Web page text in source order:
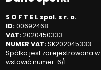
S O F T E L spol. s r. o.
ID: 00692468
VAT: 2020450333
NUMER VAT: SK202045333
Spółka jest zarejestrowana
wstawić numer: 6/L